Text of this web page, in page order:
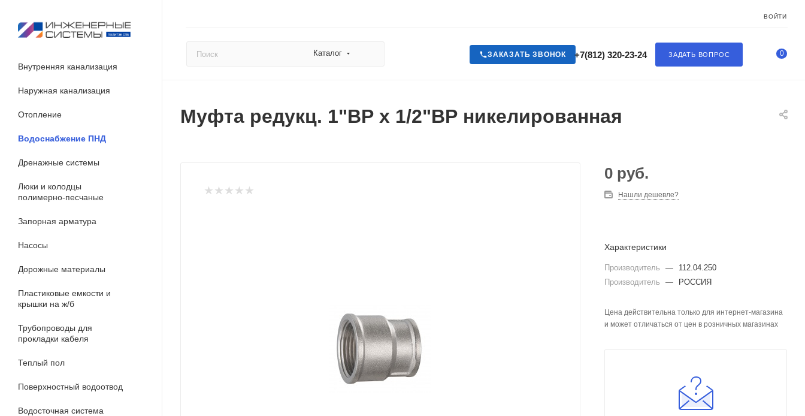
ВОЙТИ
Каталог ЗАДАТЬ ВОПРОС
+7(812) 320-23-24
ЗАКАЗАТЬ ЗВОНОК 0
Внутренняя канализация
Наружная канализация
Отопление
Водоснабжение ПНД
Дренажные системы
Люки и колодцы
полимерно-песчаные
Запорная арматура
Насосы
Дорожные материалы
Пластиковые емкости и
крышки на ж/б
Трубопроводы для
прокладки кабеля
Теплый пол
Поверхностный водоотвод
Водосточная система
Муфта редукц. 1"ВР х 1/2"ВР никелированная
0 руб.
Нашли дешевле?
Характеристики
Производитель —
112.04.250
Производитель
— РОССИЯ
Цена действительна только для интернет-магазина
и может отличаться от цен в розничных магазинах